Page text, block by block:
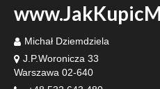
Michał Dziemdziela
J.P.Woronicza 33
Warszawa 02-640